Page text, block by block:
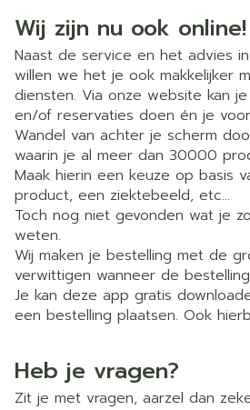
Wij zijn nu ook online!
Naast de service en het advies
willen we het je ook makkelijker
diensten. Via onze website kan
en/of reservaties doen én je
Wandel van achter je scherm
waarin je al meer dan 30000
Maak hierin een keuze op basis
product, een ziektebeeld, etc…
Toch nog niet gevonden wat je
weten.
Wij maken je bestelling met de
verwittigen wanneer de
Je kan deze app gratis
een bestelling plaatsen. Ook
Heb je vragen?
Zit je met vragen, aarzel dan